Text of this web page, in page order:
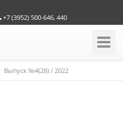
+7 (3952) 500-646, 440
Toggle
Выпуск №4(28) / 2022